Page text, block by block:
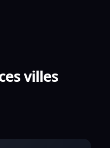
villes